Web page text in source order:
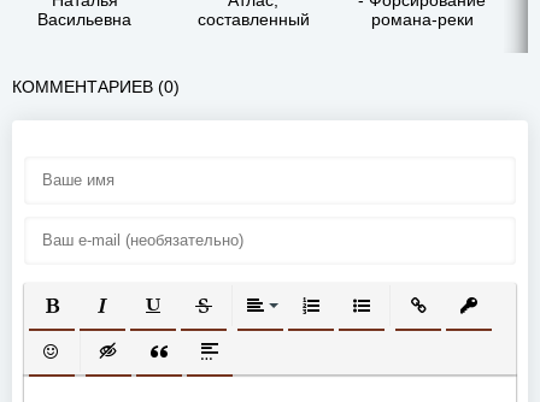
Васильевна
составленный
романа-реки
КОММЕНТАРИЕВ (0)
ПОЛУЖИРНЫЙ
КУРСИВПОДЧЕРКНУТЫЙ
ЗАЧЕРКНУТЫЙВЫРАВНИВАНИЕ
НУМЕРОВАННЫЙ СПИСОК
МАРКИРОВАННЫЙ
ВСТАВИТЬ
ВСТАВИТЬ СМАЙЛИК
ВСТАВКА СКРЫТОГО ТЕКСТА
ВСТАВКА ЦИТАТЫ
ВСТАВКА СПОЙЛЕРА